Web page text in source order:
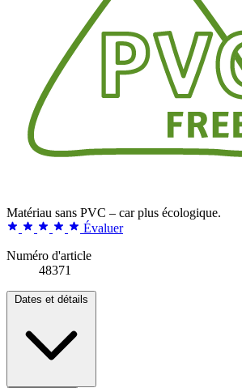
Matériau sans PVC – car plus écologique.
Évaluer
Numéro d'article
48371
Dates et détails